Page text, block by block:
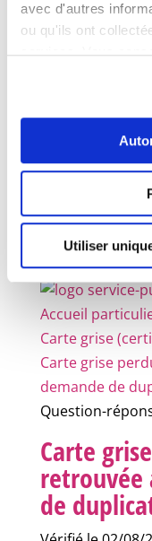
avec d'autres
ou qu'ils ont
services. Vous
Utiliser
La carte grise
Vous devez
Direction de
administrative
Accueil
Carte grise
Carte grise
demande de
Question-
Carte
retrouvée
de